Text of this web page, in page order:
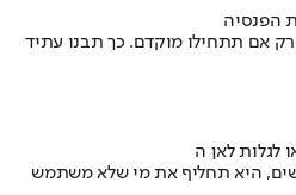
הפנסיה
אם תתחילו מוקדם. כך תבנו עתיד
היא תחליף את מי שלא משתמש